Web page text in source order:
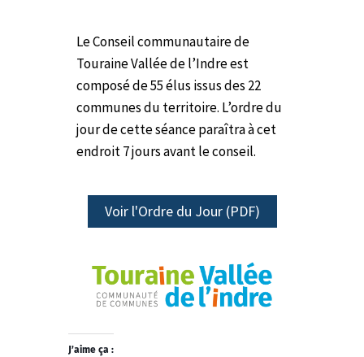
Le Conseil communautaire de
Touraine Vallée de l’Indre est
composé de 55 élus issus des 22
communes du territoire. L’ordre du
jour de cette séance paraîtra à cet
endroit 7 jours avant le conseil.
Voir l'Ordre du Jour (PDF)
J’aime ça :